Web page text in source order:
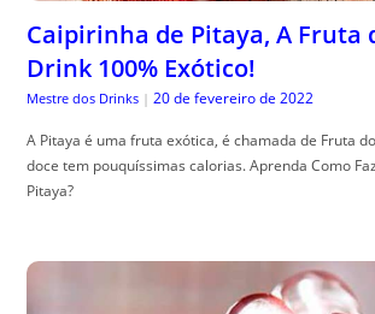
Caipirinha de Pitaya, A Fruta
Drink 100% Exótico!
Mestre dos Drinks | 20 de fevereiro de 2022
A Pitaya é uma fruta exótica, é chamada de Fruta
doce tem pouquíssimas calorias. Aprenda Como
Pitaya?